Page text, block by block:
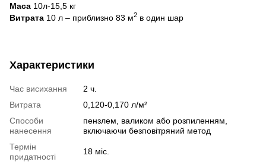
Маса 10л-15,5 кг
Витрата 10 л – приблизно 83 м2 в один шар
Характеристики
Час висихання
2 ч.
Витрата
0,120-0,170 л/м²
Способи
нанесення
пензлем, валиком або розпиленням,
включаючи безповітряний метод
Термін
придатності
18 міс.